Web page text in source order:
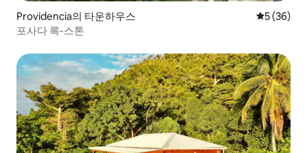
Providencia의 타운하우스 평점 5점(5
5 (36)
포사다 록-스톤